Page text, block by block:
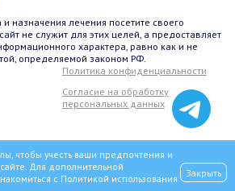
назначения лечения посетите своего
не служит для этих целей, а предоставляет
характера, равно как и не
определяемой законом РФ.
Политика конфиденциальности
Согласие на обработку
персональных данных
клиник «ВИТА» для наркозависимых,
чтобы учесть ваши предпочтения и
Для дополнительной
с Политикой использования
Закрыть